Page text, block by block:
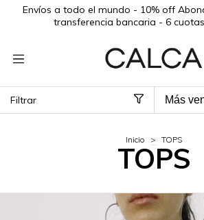
Envíos a todo el mundo - 10% off
transferencia bancaria - 6
Filtrar
Inicio > TOPS
TOPS